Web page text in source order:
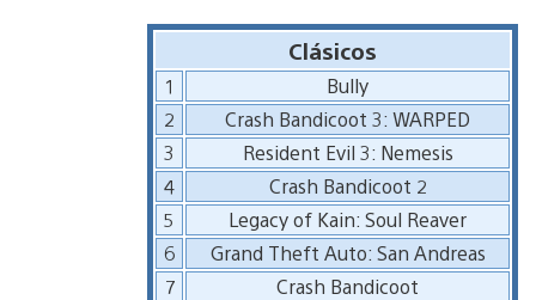
Clásicos
1
Bully
2
Crash Bandicoot 3: WARPED
3
Resident Evil 3: Nemesis
4
Crash Bandicoot 2
5
Legacy of Kain: Soul Reaver
6
Grand Theft Auto: San Andreas
7
Crash Bandicoot